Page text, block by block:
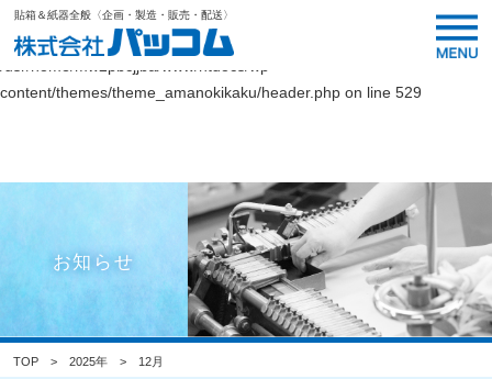
貼箱＆紙器全般〈企画・製造・販売・配送〉
Warning: Undefined variable $link_color in
content/themes/theme_amanokikaku/header.php on line 529
お知らせ
TOP 2025年 12月